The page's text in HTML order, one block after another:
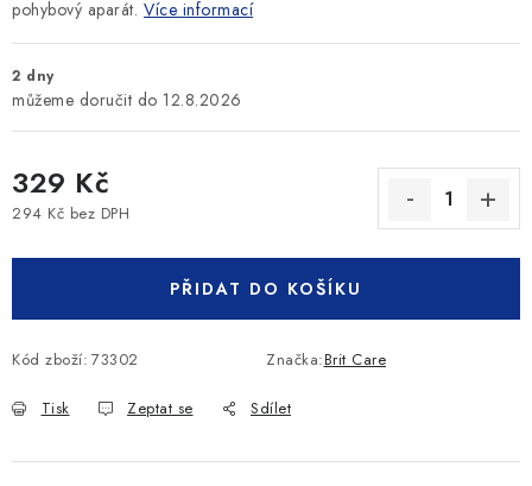
pohybový aparát. Více informací
2 dny
12.8.2026
329 Kč
294 Kč bez DPH
PŘIDAT DO KOŠÍKU
Kód zboží: 73302 Značka:Brit Care
Tisk Zeptat se Sdílet